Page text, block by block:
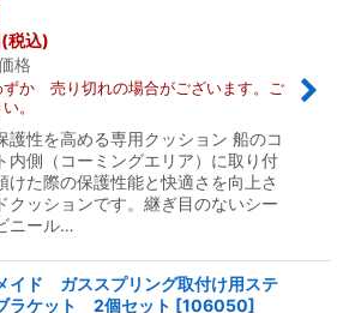
(税込)
格
ずか 売り切れの場合がございます。ご
。
護性を高める専用クッション 船のコ
内側（コーミングエリア）に取り付
けた際の保護性能と快適さを向上さ
クッションです。継ぎ目のないシー
ニール…
イド ガススプリング取付け用ステ
ラケット 2個セット [106050]